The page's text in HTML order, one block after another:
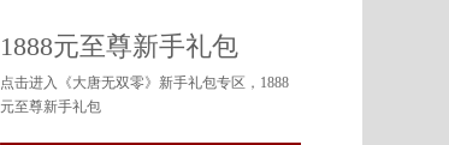
1888元至尊新手礼包
点击进入《大唐无双零》新手礼包专区，1888
元至尊新手礼包